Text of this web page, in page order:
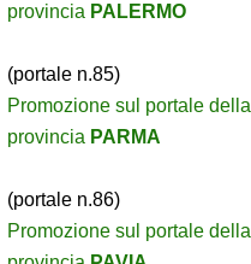
provincia PALERMO
(portale n.85)
Promozione sul portale della
provincia PARMA
(portale n.86)
Promozione sul portale della